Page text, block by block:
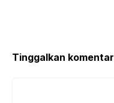
Tinggalkan komentar